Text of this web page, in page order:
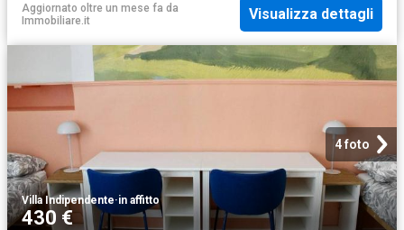
Aggiornato oltre un mese fa da
Immobiliare.it
Visualizza dettagli
4 foto
Villa Indipendente·in affitto
430 €